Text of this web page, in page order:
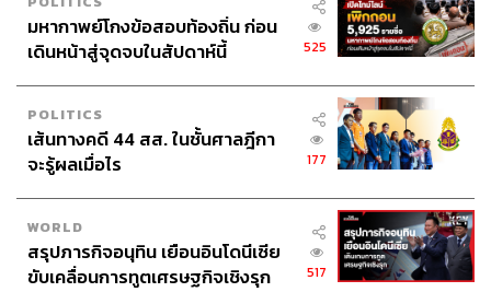
มหากาพย์โกงข้อสอบท้องถิ่น ก่อน
เดินหน้าสู่จุดจบในสัปดาห์นี้
525
POLITICS
เส้นทางคดี 44 สส. ในชั้นศาลฎีกา
จะรู้ผลเมื่อไร
177
WORLD
สรุปภารกิจอนุทิน เยือนอินโดนีเซีย
ขับเคลื่อนการทูตเศรษฐกิจเชิงรุก
517